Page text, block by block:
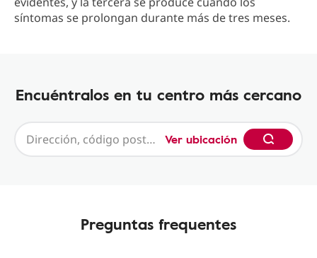
síntomas se prolongan durante más de tres meses.
Encuéntralos en tu centro más cercano
Ver ubicación
Preguntas frequentes